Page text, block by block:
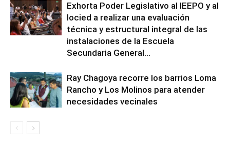
Exhorta Poder Legislativo al IEEPO y al
Iocied a realizar una evaluación
técnica y estructural integral de las
instalaciones de la Escuela
Secundaria General...
Ray Chagoya recorre los barrios Loma
Rancho y Los Molinos para atender
necesidades vecinales